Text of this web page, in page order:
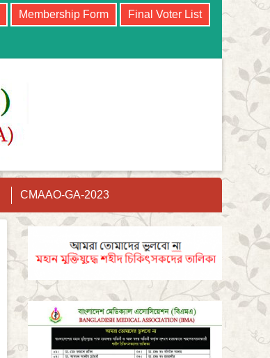
Membership Form Final Voter List
CMAAO-GA-2023